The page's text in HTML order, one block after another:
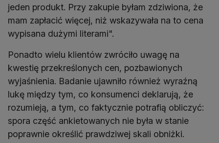
jeden produkt. Przy zakupie byłam zdziwiona, że
mam zapłacić więcej, niż wskazywała na to cena
wypisana dużymi literami".
Ponadto wielu klientów zwróciło uwagę na
kwestię przekreślonych cen, pozbawionych
wyjaśnienia. Badanie ujawniło również wyraźną
lukę między tym, co konsumenci deklarują, że
rozumieją, a tym, co faktycznie potrafią obliczyć:
spora część ankietowanych nie była w stanie
poprawnie określić prawdziwej skali obniżki.